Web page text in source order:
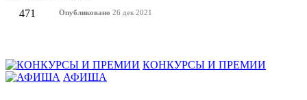
471 Опубликовано 26 дек 2021
КОНКУРСЫ И ПРЕМИИ
АФИША